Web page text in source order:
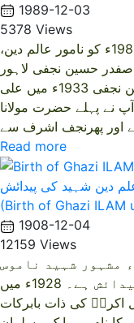
1989-12-03
5378 Views
مولانا سید صفدر حسین نجفی ٭3 دسمبر 1989ء کو نامور عالم دین،
صفدر حسین نجفی لاہور
میں وفات پاگئے۔ مولانا سید صفدر حسین نجفی 1933ء میں علی
نے پہلے حضرت مولانا
Read more
دین شہید کی پیدائش
(Birth of Ghazi ILAM
1908-12-04
12159 Views
غازی علم دین شہید ٭4 دسمبر 1908ء مشہور شہید ناموس
رسالت غازی علم دین کی تاریخ پیدائش ہے۔ 1928ء میں
اکرمؐ کی ذات بابرکات